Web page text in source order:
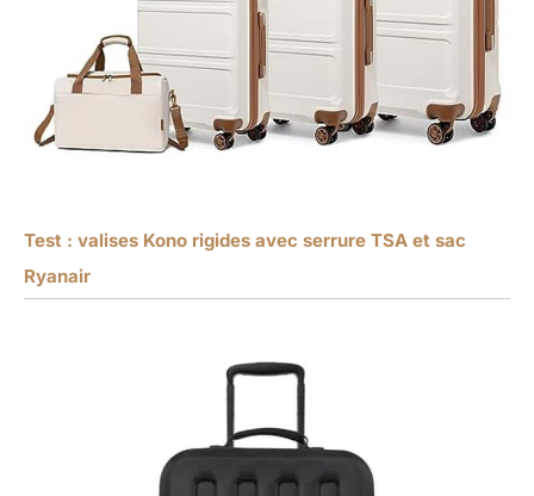
Test : valises Kono rigides avec serrure TSA et sac
Ryanair